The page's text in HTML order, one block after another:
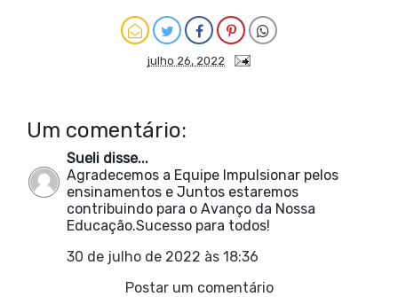
julho 26, 2022
Um comentário:
Sueli disse...
Agradecemos a Equipe Impulsionar pelos
ensinamentos e Juntos estaremos
contribuindo para o Avanço da Nossa
Educação.Sucesso para todos!
30 de julho de 2022 às 18:36
Postar um comentário